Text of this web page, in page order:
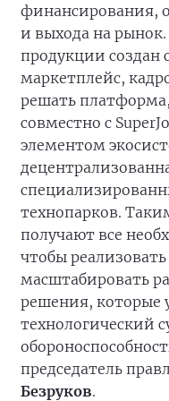
финансирования,
и выхода на
продукции создан
маркетплейс,
решать
совместно с
элементом
технопарков.
получают все
чтобы
масштабировать
решения, которые
технологический
председатель
Безруков.